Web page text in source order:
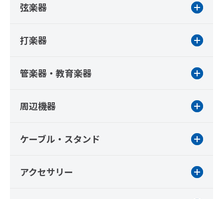
弦楽器
打楽器
管楽器・教育楽器
周辺機器
ケーブル・スタンド
アクセサリー